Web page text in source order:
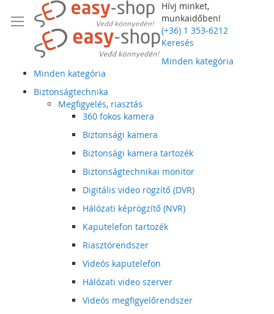
Hívj minket,
munkaidőben!
(+36) 1 353-6212
Keresés
Minden kategória
Minden kategória
Biztonságtechnika
Megfigyelés, riasztás
360 fokos kamera
Biztonsági kamera
Biztonsági kamera tartozék
Biztonságtechnikai monitor
Digitális video rögzítő (DVR)
Hálózati képrögzítő (NVR)
Kaputelefon tartozék
Riasztórendszer
Videós kaputelefon
Hálózati video szerver
Videós megfigyelőrendszer